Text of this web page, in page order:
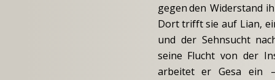
gegenden Widerstand
Dorttrifftsie auf Lian,
und der Sehnsucht
seine Flucht von der
arbeitet er Gesa ein